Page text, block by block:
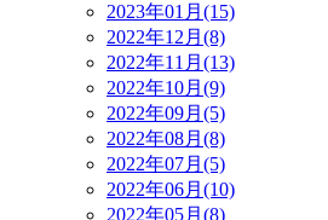
2023年01月(15)
2022年12月(8)
2022年11月(13)
2022年10月(9)
2022年09月(5)
2022年08月(8)
2022年07月(5)
2022年06月(10)
2022年05月(8)